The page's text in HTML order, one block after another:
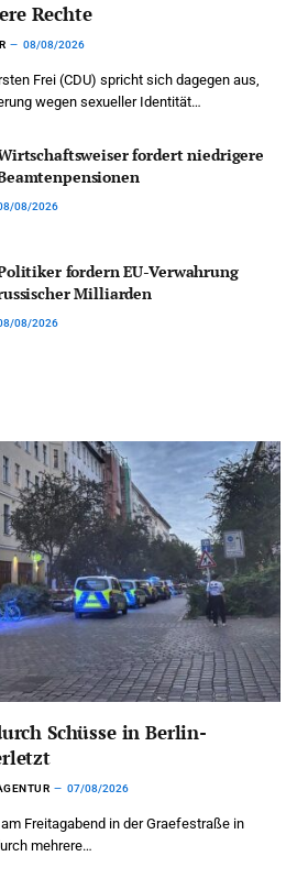
Rechte
08/08/2026
Frei (CDU) spricht sich dagegen aus,
wegen sexueller Identität…
fordert niedrigere
08/2026
fordern EU-Verwahrung
Milliarden
08/2026
Schüsse in Berlin-
07/08/2026
Freitagabend in der Graefestraße in
mehrere…